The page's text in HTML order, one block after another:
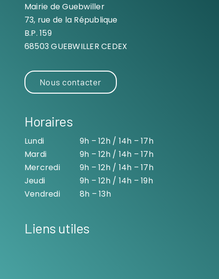
Mairie de Guebwiller
73, rue de la République
B.P. 159
68503 GUEBWILLER CEDEX
Nous contacter
Horaires
Lundi
9h – 12h / 14h – 17h
Mardi
9h – 12h / 14h – 17h
Mercredi
9h – 12h / 14h – 17h
Jeudi
9h – 12h / 14h – 19h
Vendredi
8h – 13h
Liens utiles